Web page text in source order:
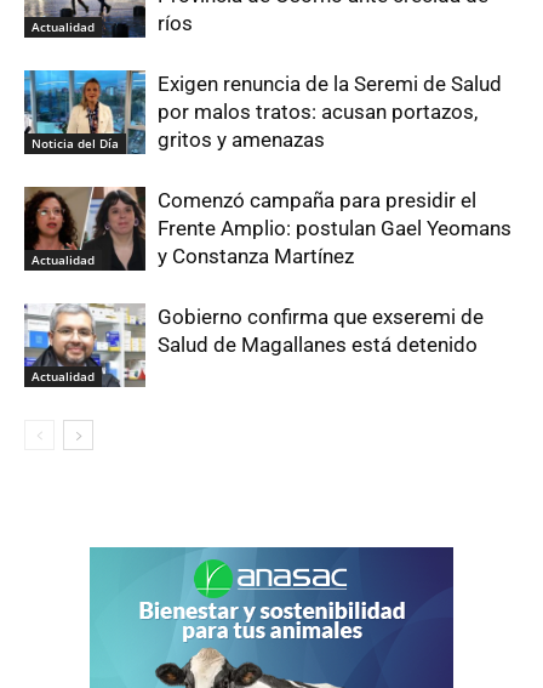
Actualidad
ríos
Noticia del Día
Exigen renuncia de la Seremi de Salud
por malos tratos: acusan portazos,
gritos y amenazas
Actualidad
Comenzó campaña para presidir el
Frente Amplio: postulan Gael Yeomans
y Constanza Martínez
Actualidad
Gobierno confirma que exseremi de
Salud de Magallanes está detenido